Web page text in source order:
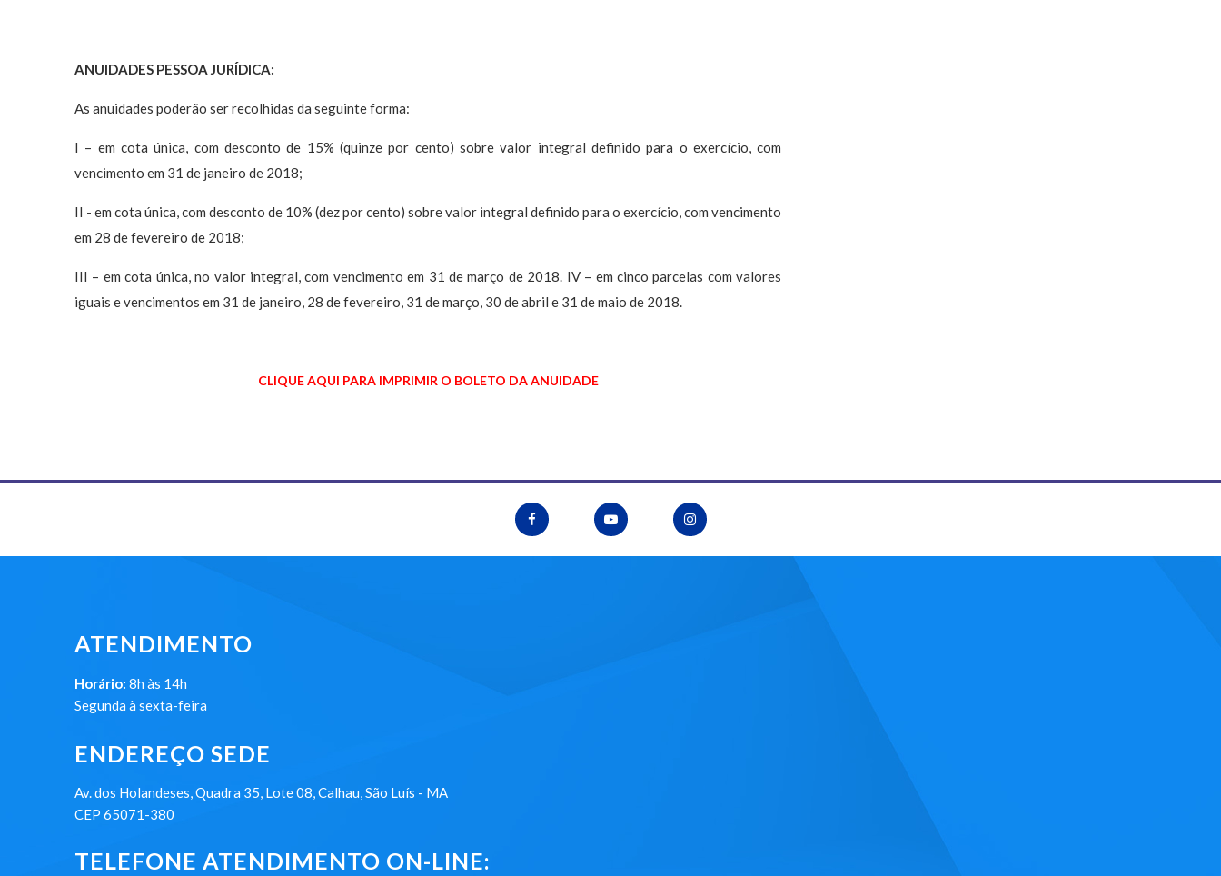
ANUIDADES PESSOA JURÍDICA:
As anuidades poderão ser recolhidas da seguinte forma:
I – em cota única, com desconto de 15% (quinze por cento) sobre valor integral definido para o exercício, com
vencimento em 31 de janeiro de 2018;
II - em cota única, com desconto de 10% (dez por cento) sobre valor integral definido para o exercício, com vencimento
em 28 de fevereiro de 2018;
III – em cota única, no valor integral, com vencimento em 31 de março de 2018. IV – em cinco parcelas com valores
iguais e vencimentos em 31 de janeiro, 28 de fevereiro, 31 de março, 30 de abril e 31 de maio de 2018.
CLIQUE AQUI PARA IMPRIMIR O BOLETO DA ANUIDADE
ATENDIMENTO
Horário: 8h às 14h
Segunda à sexta-feira
ENDEREÇO SEDE
Av. dos Holandeses, Quadra 35, Lote 08, Calhau, São Luís - MA
CEP 65071-380
TELEFONE ATENDIMENTO ON-LINE: